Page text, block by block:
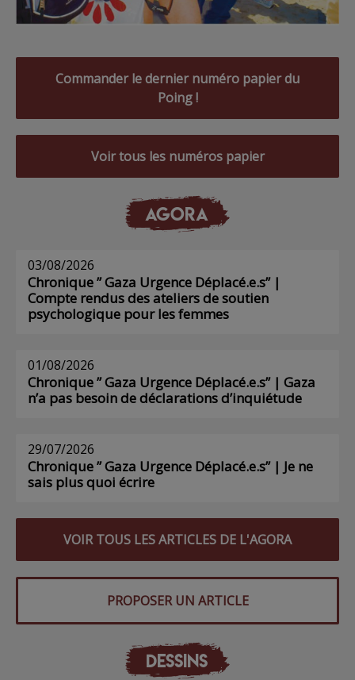
Commander le dernier numéro papier du
Poing !
Voir tous les numéros papier
AGORA
03/08/2026
Chronique ” Gaza Urgence Déplacé.e.s” |
Compte rendus des ateliers de soutien
psychologique pour les femmes
01/08/2026
Chronique ” Gaza Urgence Déplacé.e.s” | Gaza
n’a pas besoin de déclarations d’inquiétude
29/07/2026
Chronique ” Gaza Urgence Déplacé.e.s” | Je ne
sais plus quoi écrire
VOIR TOUS LES ARTICLES DE L'AGORA
PROPOSER UN ARTICLE
DESSINS